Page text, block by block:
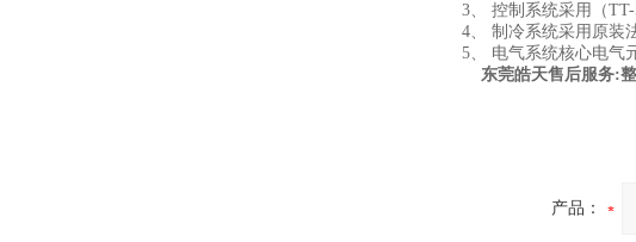
3、 控制系统采用（
4、 制冷系统采用原装
5、 电气系统核心电气
东莞皓天售后服务:
产品：